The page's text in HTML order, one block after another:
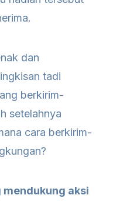
dan
tadi
berkirim-
setelahnya
cara berkirim-
mendukung aksi